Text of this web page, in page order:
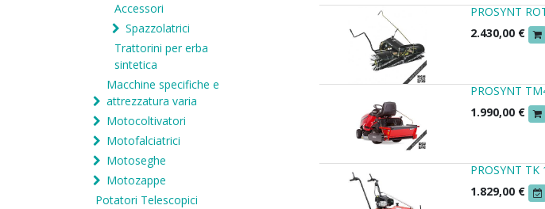
Accessori
Spazzolatrici
Trattorini per erba
sintetica
Macchine specifiche e
attrezzatura varia
Motocoltivatori
Motofalciatrici
Motoseghe
Motozappe
Potatori Telescopici
PROSYNT
2.430,00 €
PROSYNT
1.990,00 €
PROSYNT TK
1.829,00 €